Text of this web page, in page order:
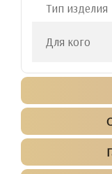
Тип изделия
Для кого